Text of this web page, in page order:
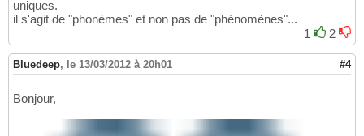
uniques.
il s'agit de "phonèmes" et non pas de "phénomènes"...
1
2
Bluedeep, le 13/03/2012 à 20h01 #4
Bonjour,